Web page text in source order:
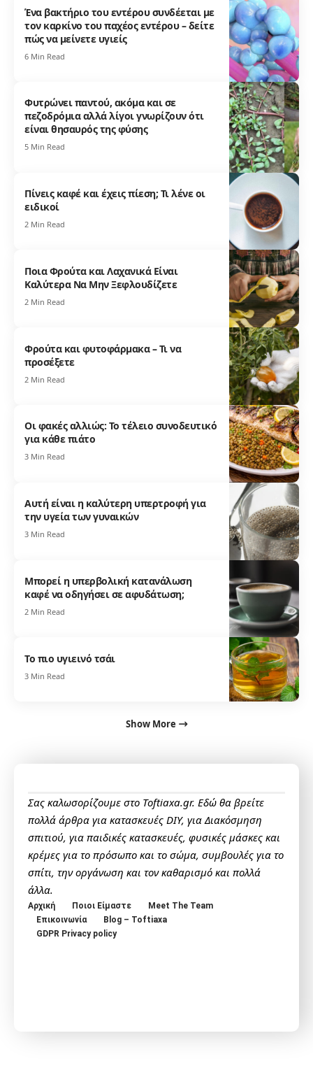
Ένα βακτήριο του εντέρου συνδέεται με
τον καρκίνο του παχέος εντέρου – δείτε
πώς να μείνετε υγιείς
6 Min Read
Φυτρώνει παντού, ακόμα και σε
πεζοδρόμια αλλά λίγοι γνωρίζουν ότι
είναι θησαυρός της φύσης
5 Min Read
Πίνεις καφέ και έχεις πίεση; Τι λένε οι
ειδικοί
2 Min Read
Ποια Φρούτα και Λαχανικά Είναι
Καλύτερα Να Μην Ξεφλουδίζετε
2 Min Read
Φρούτα και φυτοφάρμακα – Τι να
προσέξετε
2 Min Read
Οι φακές αλλιώς: Το τέλειο συνοδευτικό
για κάθε πιάτο
3 Min Read
Αυτή είναι η καλύτερη υπερτροφή για
την υγεία των γυναικών
3 Min Read
Μπορεί η υπερβολική κατανάλωση
καφέ να οδηγήσει σε αφυδάτωση;
2 Min Read
Το πιο υγιεινό τσάι
3 Min Read
Show More
Σας καλωσορίζουμε στο Toftiaxa.gr. Εδώ θα βρείτε
πολλά άρθρα για κατασκευές DIY, για Διακόσμηση
σπιτιού, για παιδικές κατασκευές, φυσικές μάσκες και
κρέμες για το πρόσωπο και το σώμα, συμβουλές για το
σπίτι, την οργάνωση και τον καθαρισμό και πολλά
άλλα.
Αρχική Ποιοι Είμαστε
Meet The Team
Επικοινωνία
Blog – Toftiaxa
GDPR Privacy policy